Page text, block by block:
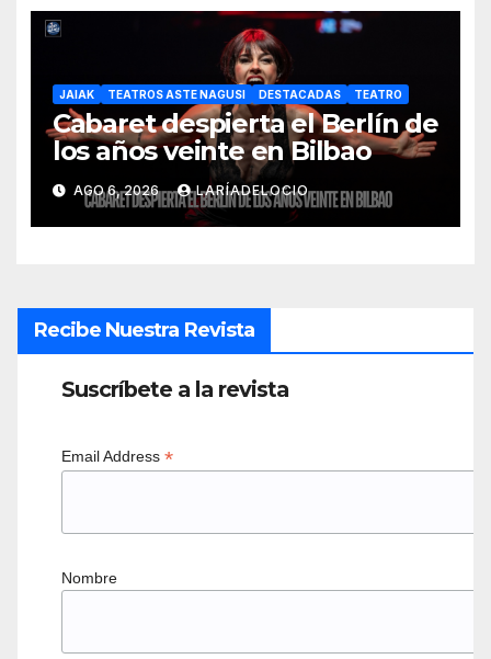
JAIAK TEATROS ASTE NAGUSI DESTACADAS TEATRO
Cabaret despierta el Berlín de
los años veinte en Bilbao
AGO 6, 2026 LARÍADELOCIO
Recibe Nuestra Revista
Suscríbete a la revista
Email Address *
Nombre